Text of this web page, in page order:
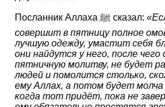
Посланник Аллаха ﷺ сказал:
совершит в пятницу полное
лучшую одежду, умастит себя
они найдутся у него, после
пятничную молитву, не будет
людей и помолится столько,
ему Аллах, а потом будет
когда тот придёт, пока не